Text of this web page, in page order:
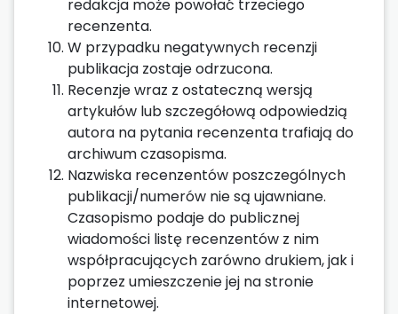
redakcja może powołać trzeciego
recenzenta.
W przypadku negatywnych recenzji
publikacja zostaje odrzucona.
Recenzje wraz z ostateczną wersją
artykułów lub szczegółową odpowiedzią
autora na pytania recenzenta trafiają do
archiwum czasopisma.
Nazwiska recenzentów poszczególnych
publikacji/numerów nie są ujawniane.
Czasopismo podaje do publicznej
wiadomości listę recenzentów z nim
współpracujących zarówno drukiem, jak i
poprzez umieszczenie jej na stronie
internetowej.